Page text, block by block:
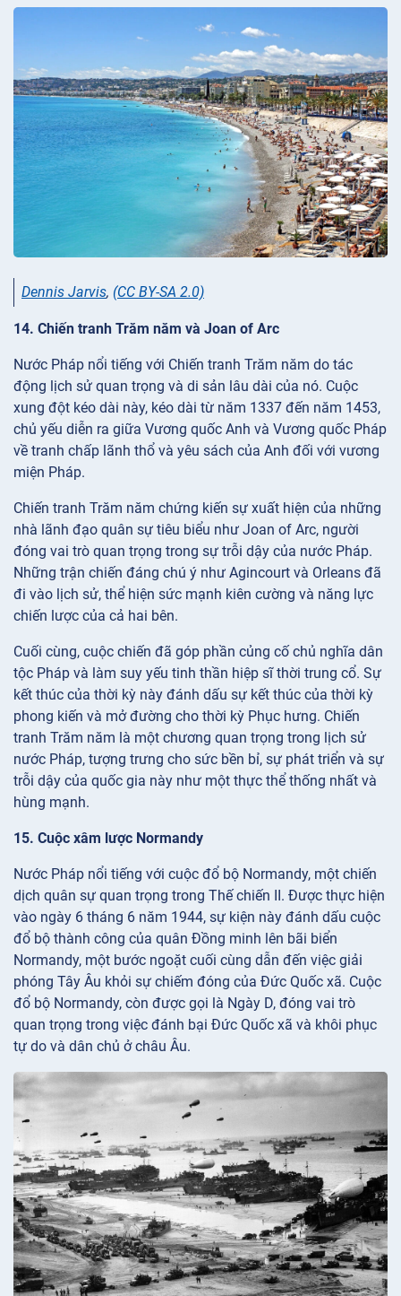
Dennis Jarvis, (CC BY-SA 2.0)
14. Chiến tranh Trăm năm và Joan of Arc
Nước Pháp nổi tiếng với Chiến tranh Trăm năm do tác
động lịch sử quan trọng và di sản lâu dài của nó. Cuộc
xung đột kéo dài này, kéo dài từ năm 1337 đến năm 1453,
chủ yếu diễn ra giữa Vương quốc Anh và Vương quốc Pháp
về tranh chấp lãnh thổ và yêu sách của Anh đối với vương
miện Pháp.
Chiến tranh Trăm năm chứng kiến sự xuất hiện của những
nhà lãnh đạo quân sự tiêu biểu như Joan of Arc, người
đóng vai trò quan trọng trong sự trỗi dậy của nước Pháp.
Những trận chiến đáng chú ý như Agincourt và Orleans đã
đi vào lịch sử, thể hiện sức mạnh kiên cường và năng lực
chiến lược của cả hai bên.
Cuối cùng, cuộc chiến đã góp phần củng cố chủ nghĩa dân
tộc Pháp và làm suy yếu tinh thần hiệp sĩ thời trung cổ. Sự
kết thúc của thời kỳ này đánh dấu sự kết thúc của thời kỳ
phong kiến và mở đường cho thời kỳ Phục hưng. Chiến
tranh Trăm năm là một chương quan trọng trong lịch sử
nước Pháp, tượng trưng cho sức bền bỉ, sự phát triển và sự
trỗi dậy của quốc gia này như một thực thể thống nhất và
hùng mạnh.
15. Cuộc xâm lược Normandy
Nước Pháp nổi tiếng với cuộc đổ bộ Normandy, một chiến
dịch quân sự quan trọng trong Thế chiến II. Được thực hiện
vào ngày 6 tháng 6 năm 1944, sự kiện này đánh dấu cuộc
đổ bộ thành công của quân Đồng minh lên bãi biển
Normandy, một bước ngoặt cuối cùng dẫn đến việc giải
phóng Tây Âu khỏi sự chiếm đóng của Đức Quốc xã. Cuộc
đổ bộ Normandy, còn được gọi là Ngày D, đóng vai trò
quan trọng trong việc đánh bại Đức Quốc xã và khôi phục
tự do và dân chủ ở châu Âu.